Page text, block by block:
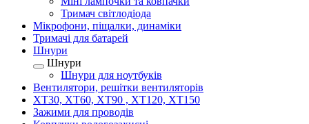
Тримач світлодіода
Мікрофони, піщалки, динаміки
Тримачі для батарей
Шнури
Шнури
Шнури для ноутбуків
Вентилятори, решітки вентиляторів
XT30, XT60, XT90 , XT120, XT150
Зажими для проводів